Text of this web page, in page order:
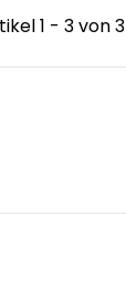
1 - 3 von 3